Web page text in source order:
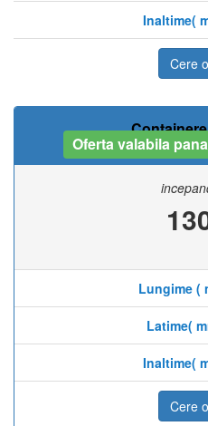
Inaltime(
Cere
Oferta valabila
Lungime (
Latime(
Inaltime(
Cere